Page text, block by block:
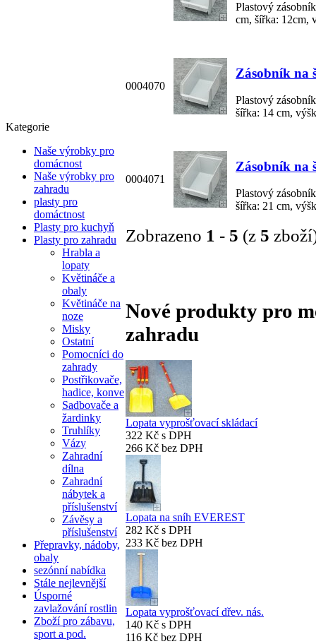
Kategorie
Naše výrobky pro
domácnost
Naše výrobky pro
zahradu
plasty pro
domáctnost
Plasty pro kuchyň
Plasty pro zahradu
Hrabla a
lopaty
Květináče a
obaly
Květináče na
noze
Misky
Ostatní
Pomocníci do
zahrady
Postřikovače,
hadice, konve
Sadbovače a
žardinky
Truhlíky
Vázy
Zahradní
dílna
Zahradní
nábytek a
příslušenství
Závěsy a
příslušenství
Přepravky, nádoby,
obaly
sezónní nabídka
Stále nejlevnější
Úsporné
zavlažování rostlin
Zboží pro zábavu,
sport a pod.
Plastový
cm, šířka: 12cm,
0004070
Zásobník na
Plastový
šířka: 14 cm,
0004071
Zásobník na
Plastový
šířka: 21 cm,
Zobrazeno 1 - 5 (z 5
Nové produkty pro
zahradu
Lopata vyprošťovací skládací
322 Kč s DPH
266 Kč bez DPH
Lopata na sníh EVEREST
282 Kč s DPH
233 Kč bez DPH
Lopata vyprošťovací dřev. nás.
140 Kč s DPH
116 Kč bez DPH